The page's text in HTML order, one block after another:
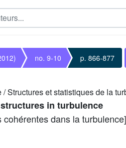
no. 9-10 p. 866-877
Structures et statistiques de la
in turbulence
dans la turbulence]